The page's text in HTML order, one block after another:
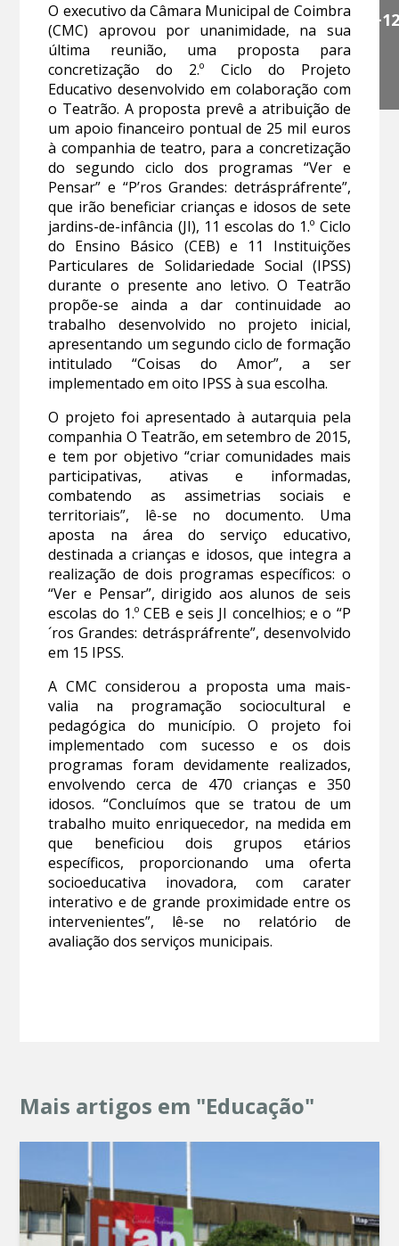
+12
O executivo da Câmara Municipal de Coimbra
(CMC) aprovou por unanimidade, na sua
última reunião, uma proposta para
concretização do 2.º Ciclo do Projeto
Educativo desenvolvido em colaboração com
o Teatrão. A proposta prevê a atribuição de
um apoio financeiro pontual de 25 mil euros
à companhia de teatro, para a concretização
do segundo ciclo dos programas “Ver e
Pensar” e “P’ros Grandes: detráspráfrente”,
que irão beneficiar crianças e idosos de sete
jardins-de-infância (JI), 11 escolas do 1.º Ciclo
do Ensino Básico (CEB) e 11 Instituições
Particulares de Solidariedade Social (IPSS)
durante o presente ano letivo. O Teatrão
propõe-se ainda a dar continuidade ao
trabalho desenvolvido no projeto inicial,
apresentando um segundo ciclo de formação
intitulado “Coisas do Amor”, a ser
implementado em oito IPSS à sua escolha.
O projeto foi apresentado à autarquia pela
companhia O Teatrão, em setembro de 2015,
e tem por objetivo “criar comunidades mais
participativas, ativas e informadas,
combatendo as assimetrias sociais e
territoriais”, lê-se no documento. Uma
aposta na área do serviço educativo,
destinada a crianças e idosos, que integra a
realização de dois programas específicos: o
“Ver e Pensar”, dirigido aos alunos de seis
escolas do 1.º CEB e seis JI concelhios; e o “P
´ros Grandes: detráspráfrente”, desenvolvido
em 15 IPSS.
A CMC considerou a proposta uma mais-
valia na programação sociocultural e
pedagógica do município. O projeto foi
implementado com sucesso e os dois
programas foram devidamente realizados,
envolvendo cerca de 470 crianças e 350
idosos. “Concluímos que se tratou de um
trabalho muito enriquecedor, na medida em
que beneficiou dois grupos etários
específicos, proporcionando uma oferta
socioeducativa inovadora, com carater
interativo e de grande proximidade entre os
intervenientes”, lê-se no relatório de
avaliação dos serviços municipais.
Mais artigos em "Educação"